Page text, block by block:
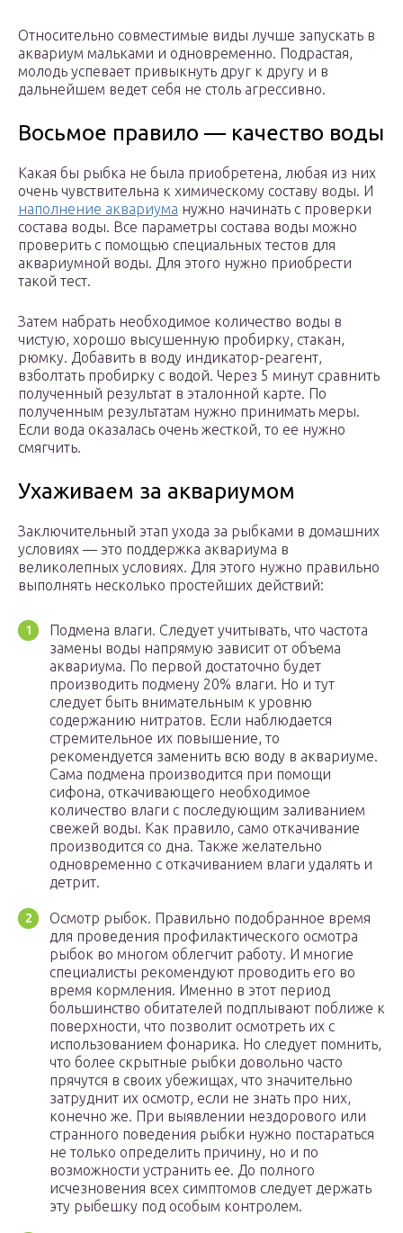
Относительно совместимые виды лучше запускать в
аквариум мальками и одновременно. Подрастая,
молодь успевает привыкнуть друг к другу и в
дальнейшем ведет себя не столь агрессивно.
Восьмое правило — качество воды
Какая бы рыбка не была приобретена, любая из них
очень чувствительна к химическому составу воды. И
наполнение аквариума нужно начинать с проверки
состава воды. Все параметры состава воды можно
проверить с помощью специальных тестов для
аквариумной воды. Для этого нужно приобрести
такой тест.
Затем набрать необходимое количество воды в
чистую, хорошо высушенную пробирку, стакан,
рюмку. Добавить в воду индикатор-реагент,
взболтать пробирку с водой. Через 5 минут сравнить
полученный результат в эталонной карте. По
полученным результатам нужно принимать меры.
Если вода оказалась очень жесткой, то ее нужно
смягчить.
Ухаживаем за аквариумом
Заключительный этап ухода за рыбками в домашних
условиях — это поддержка аквариума в
великолепных условиях. Для этого нужно правильно
выполнять несколько простейших действий:
Подмена влаги. Следует учитывать, что частота
замены воды напрямую зависит от объема
аквариума. По первой достаточно будет
производить подмену 20% влаги. Но и тут
следует быть внимательным к уровню
содержанию нитратов. Если наблюдается
стремительное их повышение, то
рекомендуется заменить всю воду в аквариуме.
Сама подмена производится при помощи
сифона, откачивающего необходимое
количество влаги с последующим заливанием
свежей воды. Как правило, само откачивание
производится со дна. Также желательно
одновременно с откачиванием влаги удалять и
детрит.
Осмотр рыбок. Правильно подобранное время
для проведения профилактического осмотра
рыбок во многом облегчит работу. И многие
специалисты рекомендуют проводить его во
время кормления. Именно в этот период
большинство обитателей подплывают поближе к
поверхности, что позволит осмотреть их с
использованием фонарика. Но следует помнить,
что более скрытные рыбки довольно часто
прячутся в своих убежищах, что значительно
затруднит их осмотр, если не знать про них,
конечно же. При выявлении нездорового или
странного поведения рыбки нужно постараться
не только определить причину, но и по
возможности устранить ее. До полного
исчезновения всех симптомов следует держать
эту рыбешку под особым контролем.